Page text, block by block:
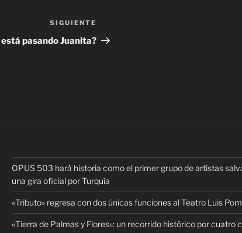
entrada
SIGUIENTE
está pasando Juanita?
OPUS 503 hará historia como el primer grupo de artistas
una gira oficial por Turquía
«Tributo» regresa con dos únicas funciones al Teatro Luis
«Tierra de Palmas y Flores»: un recorrido histórico por cuatro